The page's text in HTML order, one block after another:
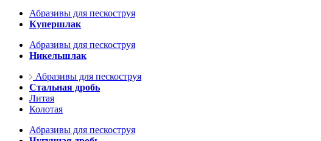
Абразивы для пескоструя
Купершлак
Абразивы для пескоструя
Никельшлак
Абразивы для пескоструя
Стальная дробь
Литая
Колотая
Абразивы для пескоструя